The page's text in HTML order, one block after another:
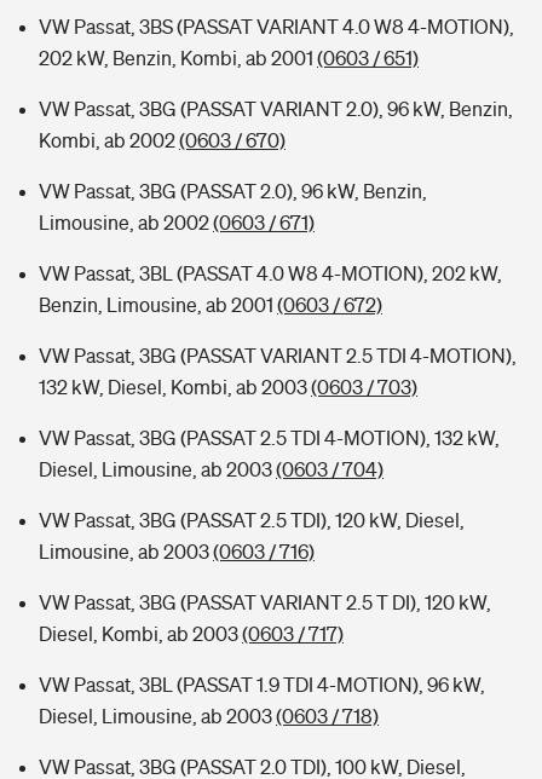
VW Passat, 3BS (PASSAT VARIANT 4.0 W8 4-MOTION),
202 kW, Benzin, Kombi, ab 2001 (0603 / 651)
VW Passat, 3BG (PASSAT VARIANT 2.0), 96 kW, Benzin,
Kombi, ab 2002(0603 / 670)
VW Passat, 3BG (PASSAT 2.0), 96 kW, Benzin,
Limousine, ab 2002(0603 / 671)
VW Passat, 3BL (PASSAT 4.0 W8 4-MOTION), 202 kW,
Benzin, Limousine, ab 2001 (0603 / 672)
VW Passat, 3BG (PASSAT VARIANT 2.5 TDI 4-MOTION),
132 kW, Diesel, Kombi, ab 2003(0603 / 703)
VW Passat, 3BG (PASSAT 2.5 TDI 4-MOTION), 132 kW,
Diesel, Limousine, ab 2003(0603 / 704)
VW Passat, 3BG (PASSAT 2.5 TDI), 120 kW, Diesel,
Limousine, ab 2003(0603 / 716)
VW Passat, 3BG (PASSAT VARIANT 2.5 T DI), 120 kW,
Diesel, Kombi, ab 2003(0603 / 717)
VW Passat, 3BL (PASSAT 1.9 TDI 4-MOTION), 96 kW,
Diesel, Limousine, ab 2003(0603 / 718)
VW Passat, 3BG (PASSAT 2.0 TDI), 100 kW, Diesel,